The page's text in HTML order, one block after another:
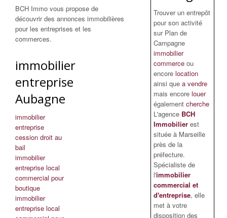
BCH Immo vous propose de
découvrir des annonces immobilières
pour les entreprises et les
commerces.
immobilier
entreprise
Aubagne
immobilier
entreprise
cession droit au
bail
immobilier
entreprise local
commercial pour
boutique
immobilier
entreprise local
Trouver un entrepôt
pour son activité
sur Plan de
Campagne
immobilier
commerce ou
encore location
ainsi que a vendre
mais encore louer
également cherche
L'agence BCH
Immobilierest
située à Marseille
près de la
préfecture.
Spécialiste de
l'immobilier
commercial et
d'entreprise, elle
met à votre
disposition des